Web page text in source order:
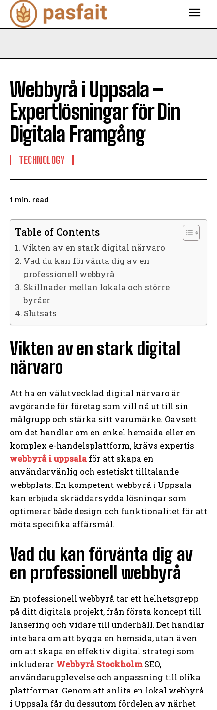
Webbyrå i Uppsala –
Expertlösningar för Din
Digitala Framgång
TECHNOLOGY
1 min. read
Table of Contents
Vikten av en stark digital närvaro
Vad du kan förvänta dig av en
professionell webbyrå
Skillnader mellan lokala och större
byråer
Slutsats
Vikten av en stark digital
närvaro
Att ha en välutvecklad digital närvaro är
avgörande för företag som vill nå ut till sin
målgrupp och stärka sitt varumärke. Oavsett
om det handlar om en enkel hemsida eller en
komplex e-handelsplattform, krävs expertis
webbyrå i uppsalaför att skapa en
användarvänlig och estetiskt tilltalande
webbplats. En kompetent webbyrå i Uppsala
kan erbjuda skräddarsydda lösningar som
optimerar både design och funktionalitet för att
möta specifika affärsmål.
Vad du kan förvänta dig av
en professionell webbyrå
En professionell webbyrå tar ett helhetsgrepp
på ditt digitala projekt, från första koncept till
lansering och vidare till underhåll. Det handlar
inte bara om att bygga en hemsida, utan även
om att skapa en effektiv digital strategi som
inkluderar Webbyrå StockholmSEO,
användarupplevelse och anpassning till olika
plattformar. Genom att anlita en lokal webbyrå
i Uppsala får du dessutom fördelen av närhet